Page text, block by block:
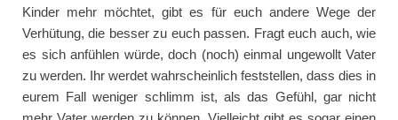
Kinder mehr möchtet, gibt es für euch andere Wege der
Verhütung, die besser zu euch passen. Fragt euch auch, wie
es sich anfühlen würde, doch (noch) einmal ungewollt Vater
zu werden. Ihr werdet wahrscheinlich feststellen, dass dies in
eurem Fall weniger schlimm ist, als das Gefühl, gar nicht